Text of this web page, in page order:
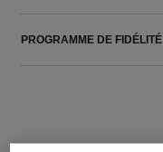
PROGRAMME DE FIDÉLITÉ